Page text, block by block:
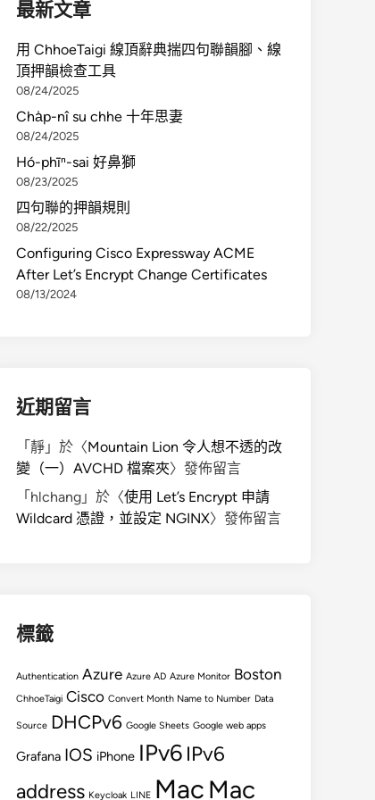
最新文章
用 ChhoeTaigi 線頂辭典揣四句聯韻腳、線
頂押韻檢查工具
08/24/2025
Cha̍p-nî su chhe 十年思妻
08/24/2025
Hó-phīⁿ-sai 好鼻獅
08/23/2025
四句聯的押韻規則
08/22/2025
Configuring Cisco Expressway ACME
After Let’s Encrypt Change Certificates
08/13/2024
近期留言
「 靜 」於〈Mountain Lion 令人想不透的改
變（一）AVCHD 檔案夾〉發佈留言
「 hlchang 」於〈使用 Let’s Encrypt 申請
Wildcard 憑證，並設定 NGINX〉發佈留言
標籤
Authentication Azure Azure AD Azure Monitor Boston
ChhoeTaigi Cisco Convert Month Name to Number Data
Source DHCPv6 Google Sheets Google web apps
Grafana IOS iPhone IPv6 IPv6
address Keycloak LINE Mac Mac